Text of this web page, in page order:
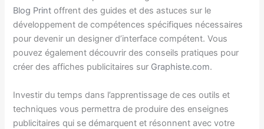
Blog Print offrent des guides et des astuces sur le
développement de compétences spécifiques nécessaires
pour devenir un designer d’interface compétent. Vous
pouvez également découvrir des conseils pratiques pour
créer des affiches publicitaires sur Graphiste.com.
Investir du temps dans l’apprentissage de ces outils et
techniques vous permettra de produire des enseignes
publicitaires qui se démarquent et résonnent avec votre